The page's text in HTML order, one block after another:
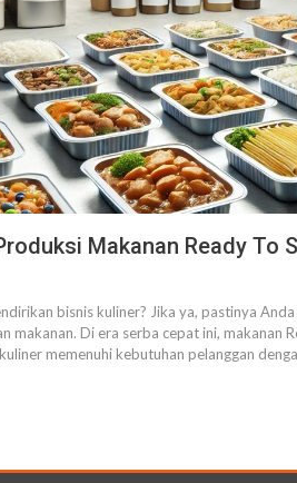
Makanan Ready To
bisnis kuliner? Jika ya, pastinya
makanan. Di era serba cepat ini, makanan
memenuhi kebutuhan pelanggan